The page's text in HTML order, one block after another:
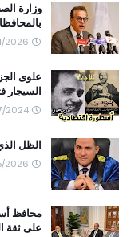
وزارة
8/01/2026
علوى
السيجار
7/17/2024
الظل
8/05/2026
محافظ
على ثقة